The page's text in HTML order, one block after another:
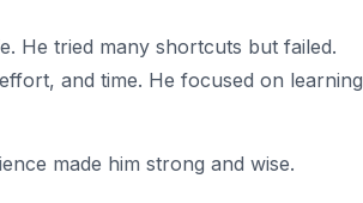
He tried many shortcuts but failed.
and time. He focused on learning
made him strong and wise.